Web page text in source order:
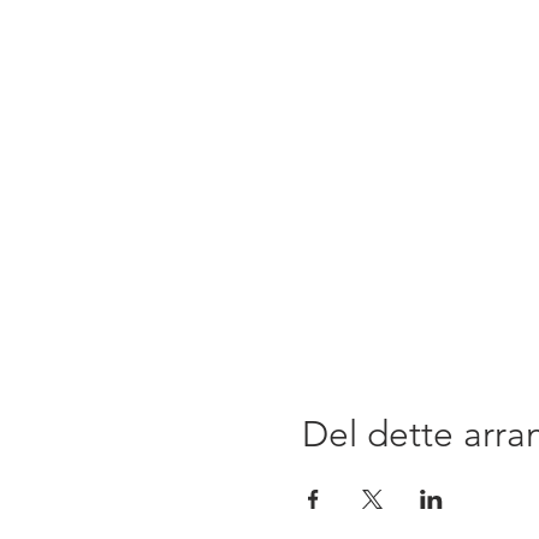
Del dette